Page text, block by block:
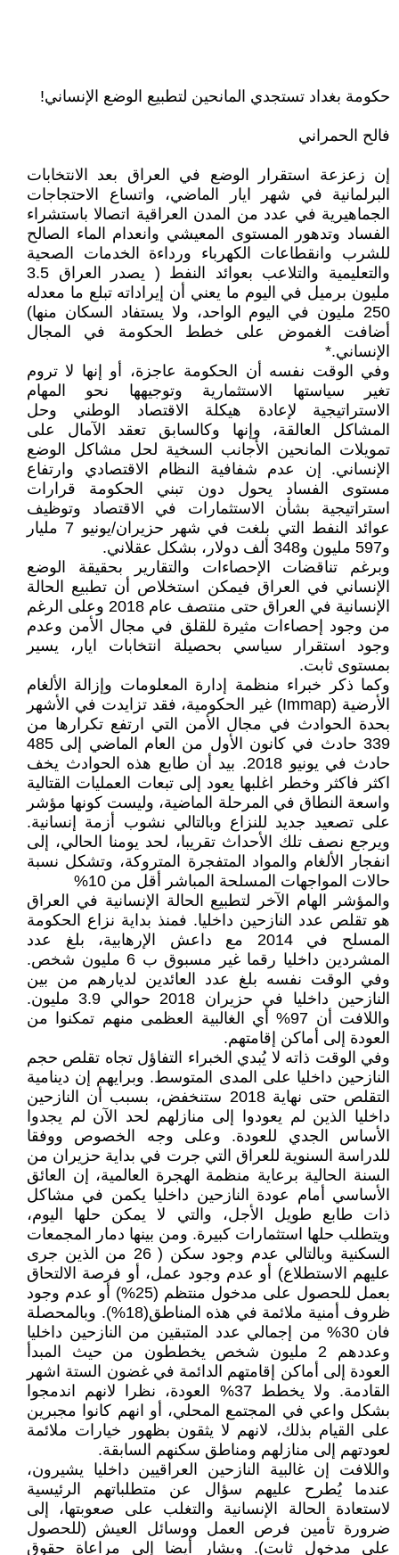
حكومة بغداد تستجدي المانحين لتطبيع الوضع الإنساني!
فالح الحمراني
إن زعزعة استقرار الوضع في العراق بعد الانتخابات
البرلمانية في شهر ايار الماضي، واتساع الاحتجاجات
الجماهيرية في عدد من المدن العراقية اتصالا باستشراء
الفساد وتدهور المستوى المعيشي وانعدام الماء الصالح
للشرب وانقطاعات الكهرباء ورداءة الخدمات الصحية
والتعليمية والتلاعب بعوائد النفط ( يصدر العراق 3.5
مليون برميل في اليوم ما يعني أن إيراداته تبلع ما معدله
250 مليون في اليوم الواحد، ولا يستفاد السكان منها)
أضافت الغموض على خطط الحكومة في المجال
الإنساني.*
وفي الوقت نفسه أن الحكومة عاجزة، أو إنها لا تروم
تغير سياستها الاستثمارية وتوجيهها نحو المهام
الاستراتيجية لإعادة هيكلة الاقتصاد الوطني وحل
المشاكل العالقة، وإنها وكالسابق تعقد الآمال على
تمويلات المانحين الأجانب السخية لحل مشاكل الوضع
الإنساني. إن عدم شفافية النظام الاقتصادي وارتفاع
مستوى الفساد يحول دون تبني الحكومة قرارات
استراتيجية بشأن الاستثمارات في الاقتصاد وتوظيف
عوائد النفط التي بلغت في شهر حزيران/يونيو 7 مليار
و597 مليون و348 ألف دولار، بشكل عقلاني.
وبرغم تناقضات الإحصاءات والتقارير بحقيقة الوضع
الإنساني في العراق فيمكن استخلاص أن تطبيع الحالة
الإنسانية في العراق حتى منتصف عام 2018 وعلى الرغم
من وجود إحصاءات مثيرة للقلق في مجال الأمن وعدم
وجود استقرار سياسي بحصيلة انتخابات ايار، يسير
بمستوى ثابت.
وكما ذكر خبراء منظمة إدارة المعلومات وإزالة الألغام
الأرضية (Immap) غير الحكومية، فقد تزايدت في الأشهر
بحدة الحوادث في مجال الأمن التي ارتفع تكرارها من
339 حادث في كانون الأول من العام الماضي إلى 485
حادث في يونيو 2018. بيد أن طابع هذه الحوادث يخف
اكثر فاكثر وخطر اغلبها يعود إلى تبعات العمليات القتالية
واسعة النطاق في المرحلة الماضية، وليست كونها مؤشر
على تصعيد جديد للنزاع وبالتالي نشوب أزمة إنسانية.
ويرجع نصف تلك الأحداث تقريبا، لحد يومنا الحالي، إلى
انفجار الألغام والمواد المتفجرة المتروكة، وتشكل نسبة
حالات المواجهات المسلحة المباشر أقل من 10%
والمؤشر الهام الآخر لتطبيع الحالة الإنسانية في العراق
هو تقلص عدد النازحين داخليا. فمنذ بداية نزاع الحكومة
المسلح في 2014 مع داعش الإرهابية، بلغ عدد
المشردين داخليا رقما غير مسبوق ب 6 مليون شخص.
وفي الوقت نفسه بلغ عدد العائدين لديارهم من بين
النازحين داخليا في حزيران 2018 حوالي 3.9 مليون.
واللافت أن 97% أي الغالبية العظمى منهم تمكنوا من
العودة إلى أماكن إقامتهم.
وفي الوقت ذاته لا يُبدي الخبراء التفاؤل تجاه تقلص حجم
النازحين داخليا على المدى المتوسط. وبرايهم إن دينامية
التقلص حتى نهاية 2018 ستنخفض، بسبب أن النازحين
داخليا الذين لم يعودوا إلى منازلهم لحد الآن لم يجدوا
الأساس الجدي للعودة. وعلى وجه الخصوص ووفقا
للدراسة السنوية للعراق التي جرت في بداية حزيران من
السنة الحالية برعاية منظمة الهجرة العالمية، إن العائق
الأساسي أمام عودة النازحين داخليا يكمن في مشاكل
ذات طابع طويل الأجل، والتي لا يمكن حلها اليوم،
ويتطلب حلها استثمارات كبيرة. ومن بينها دمار المجمعات
السكنية وبالتالي عدم وجود سكن ( 26 من الذين جرى
عليهم الاستطلاع) أو عدم وجود عمل، أو فرصة الالتحاق
بعمل للحصول على مدخول منتظم (25%) أو عدم وجود
ظروف أمنية ملائمة في هذه المناطق(18%). وبالمحصلة
فان 30% من إجمالي عدد المتبقين من النازحين داخليا
وعددهم 2 مليون شخص يخططون من حيث المبدأ
العودة إلى أماكن إقامتهم الدائمة في غضون الستة اشهر
القادمة. ولا يخطط 37% العودة، نظرا لانهم اندمجوا
بشكل واعي في المجتمع المحلي، أو انهم كانوا مجبرين
على القيام بذلك، لانهم لا يثقون بظهور خيارات ملائمة
لعودتهم إلى منازلهم ومناطق سكنهم السابقة.
واللافت إن غالبية النازحين العراقيين داخليا يشيرون،
عندما يُطرح عليهم سؤال عن متطلباتهم الرئيسية
لاستعادة الحالة الإنسانية والتغلب على صعوبتها، إلى
ضرورة تأمين فرص العمل ووسائل العيش (للحصول
على مدخول ثابت). ويشار أيضا إلى مراعاة حقوق